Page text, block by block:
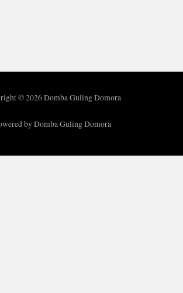
© 2026 Domba Guling Domora
by Domba Guling Domora